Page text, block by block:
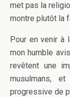
met pas la
montre plutôt la
Pour en venir à
mon humble
revêtent une
musulmans,
progressive de